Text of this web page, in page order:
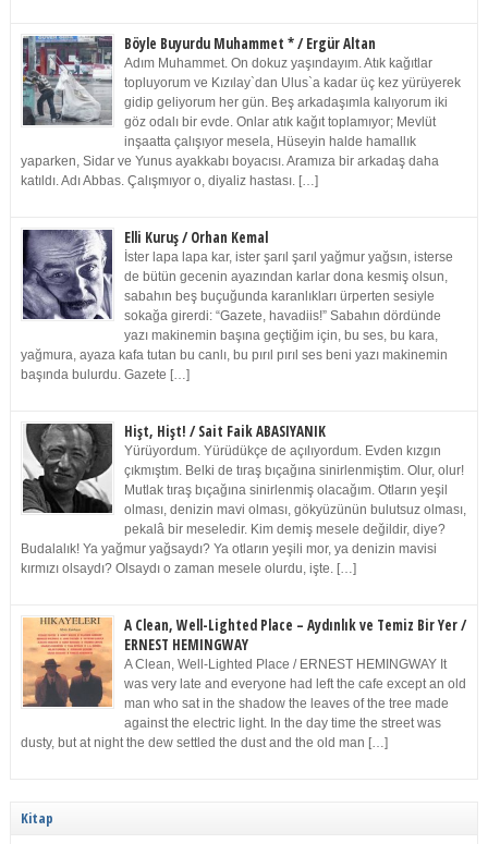
Böyle Buyurdu Muhammet * / Ergür Altan
Adım Muhammet. On dokuz yaşındayım. Atık kağıtlar
topluyorum ve Kızılay`dan Ulus`a kadar üç kez yürüyerek
gidip geliyorum her gün. Beş arkadaşımla kalıyorum iki
göz odalı bir evde. Onlar atık kağıt toplamıyor; Mevlüt
inşaatta çalışıyor mesela, Hüseyin halde hamallık
yaparken, Sidar ve Yunus ayakkabı boyacısı. Aramıza bir arkadaş daha
katıldı. Adı Abbas. Çalışmıyor o, diyaliz hastası. […]
Elli Kuruş / Orhan Kemal
İster lapa lapa kar, ister şarıl şarıl yağmur yağsın, isterse
de bütün gecenin ayazından karlar dona kesmiş olsun,
sabahın beş buçuğunda karanlıkları ürperten sesiyle
sokağa girerdi: “Gazete, havadiis!” Sabahın dördünde
yazı makinemin başına geçtiğim için, bu ses, bu kara,
yağmura, ayaza kafa tutan bu canlı, bu pırıl pırıl ses beni yazı makinemin
başında bulurdu. Gazete […]
Hişt, Hişt! / Sait Faik ABASIYANIK
Yürüyordum. Yürüdükçe de açılıyordum. Evden kızgın
çıkmıştım. Belki de tıraş bıçağına sinirlenmiştim. Olur, olur!
Mutlak tıraş bıçağına sinirlenmiş olacağım. Otların yeşil
olması, denizin mavi olması, gökyüzünün bulutsuz olması,
pekalâ bir meseledir. Kim demiş mesele değildir, diye?
Budalalık! Ya yağmur yağsaydı? Ya otların yeşili mor, ya denizin mavisi
kırmızı olsaydı? Olsaydı o zaman mesele olurdu, işte. […]
A Clean, Well-Lighted Place – Aydınlık ve Temiz Bir Yer /
ERNEST HEMINGWAY
A Clean, Well-Lighted Place / ERNEST HEMINGWAY It
was very late and everyone had left the cafe except an old
man who sat in the shadow the leaves of the tree made
against the electric light. In the day time the street was
dusty, but at night the dew settled the dust and the old man […]
Kitap